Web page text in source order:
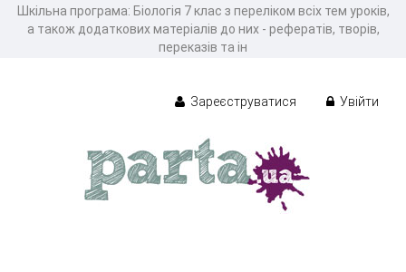
Шкільна програма: Біологія 7 клас з переліком всіх тем уроків,
а також додаткових матеріалів до них - рефератів, творів,
переказів та ін
Зареєструватися Увійти